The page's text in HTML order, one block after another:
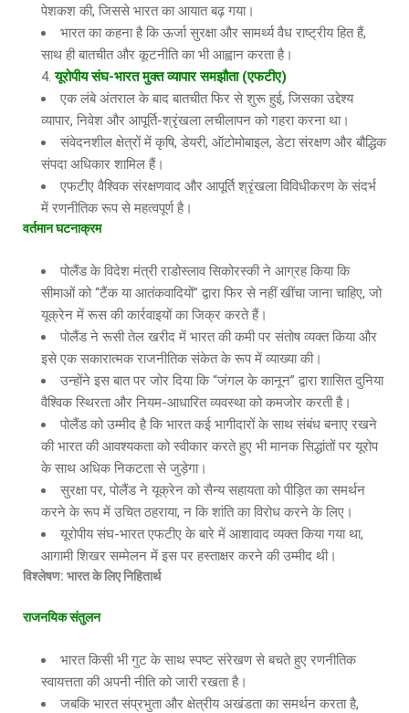
पेशकश की, जिससे भारत का आयात बढ़ गया।
भारत का कहना है कि ऊर्जा सुरक्षा और सामर्थ्य वैध राष्ट्रीय हित हैं,
साथ ही बातचीत और कूटनीति का भी आह्वान करता है।
यूरोपीय संघ-भारत मुक्त व्यापार समझौता (एफटीए)
एक लंबे अंतराल के बाद बातचीत फिर से शुरू हुई, जिसका उद्देश्य
व्यापार, निवेश और आपूर्ति-श्रृंखला लचीलापन को गहरा करना था।
संवेदनशील क्षेत्रों में कृषि, डेयरी, ऑटोमोबाइल, डेटा संरक्षण और बौद्धिक
संपदा अधिकार शामिल हैं।
एफटीए वैश्विक संरक्षणवाद और आपूर्ति श्रृंखला विविधीकरण के संदर्भ
में रणनीतिक रूप से महत्वपूर्ण है।
वर्तमान घटनाक्रम
पोलैंड के विदेश मंत्री राडोस्लाव सिकोरस्की ने आग्रह किया कि
सीमाओं को “टैंक या आतंकवादियों” द्वारा फिर से नहीं खींचा जाना चाहिए, जो
यूक्रेन में रूस की कार्रवाइयों का जिक्र करते हैं।
पोलैंड ने रूसी तेल खरीद में भारत की कमी पर संतोष व्यक्त किया और
इसे एक सकारात्मक राजनीतिक संकेत के रूप में व्याख्या की।
उन्होंने इस बात पर जोर दिया कि “जंगल के कानून” द्वारा शासित दुनिया
वैश्विक स्थिरता और नियम-आधारित व्यवस्था को कमजोर करती है।
पोलैंड को उम्मीद है कि भारत कई भागीदारों के साथ संबंध बनाए रखने
की भारत की आवश्यकता को स्वीकार करते हुए भी मानक सिद्धांतों पर यूरोप
के साथ अधिक निकटता से जुड़ेगा।
सुरक्षा पर, पोलैंड ने यूक्रेन को सैन्य सहायता को पीड़ित का समर्थन
करने के रूप में उचित ठहराया, न कि शांति का विरोध करने के लिए।
यूरोपीय संघ-भारत एफटीए के बारे में आशावाद व्यक्त किया गया था,
आगामी शिखर सम्मेलन में इस पर हस्ताक्षर करने की उम्मीद थी।
विश्लेषण: भारत के लिए निहितार्थ
राजनयिक संतुलन
भारत किसी भी गुट के साथ स्पष्ट संरेखण से बचते हुए रणनीतिक
स्वायत्तता की अपनी नीति को जारी रखता है।
जबकि भारत संप्रभुता और क्षेत्रीय अखंडता का समर्थन करता है,